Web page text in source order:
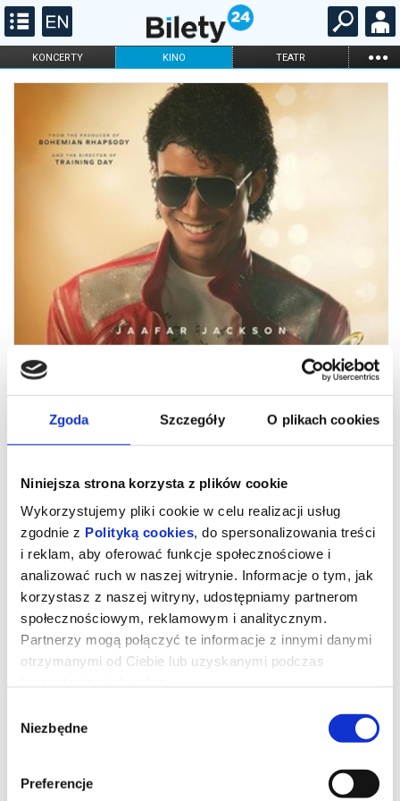
Zgoda Szczegóły O plikach cookies
Niniejsza strona korzysta z plików cookie
Wykorzystujemy pliki cookie w celu realizacji usług
zgodnie z Polityką cookies, do spersonalizowania treści
i reklam, aby oferować funkcje społecznościowe i
analizować ruch w naszej witrynie. Informacje o tym, jak
korzystasz z naszej witryny, udostępniamy partnerom
społecznościowym, reklamowym i analitycznym.
Partnerzy mogą połączyć te informacje z innymi danymi
otrzymanymi od Ciebie lub uzyskanymi podczas
zgody
Niezbędne
Preferencje
KONCERTY KINO TEATR ...
FILHARMONIA OPERA I BALET
STAND-UP
KARNETY
MICHAEL
kariery muzycznej pod okiem surowego ojca (Colman Domingo). Z
rodzinnym zespołem Jackson Five odnosi pierwsze sukcesy, a już
w wieku 13 lat rozpoczyna karierę solową. Również w dorosłości